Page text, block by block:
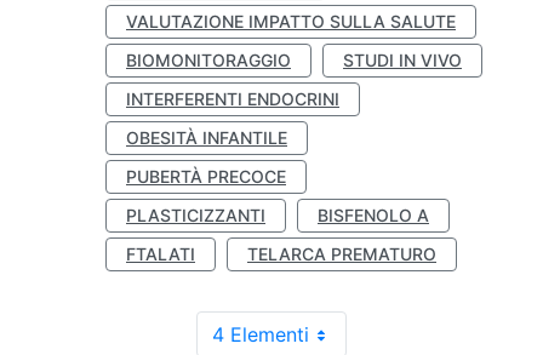
VALUTAZIONE IMPATTO SULLA SALUTE
BIOMONITORAGGIO
STUDI IN VIVO
INTERFERENTI ENDOCRINI
OBESITÀ INFANTILE
PUBERTÀ PRECOCE
PLASTICIZZANTI
BISFENOLO A
FTALATI
TELARCA PREMATURO
4 Elementi